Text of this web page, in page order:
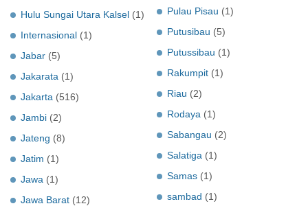
Hulu Sungai Utara Kalsel (1)
Internasional (1)
Jabar (5)
Jakarata (1)
Jakarta (516)
Jambi (2)
Jateng (8)
Jatim (1)
Jawa (1)
Jawa Barat (12)
Pulau Pisau (1)
Putusibau (5)
Putussibau (1)
Rakumpit (1)
Riau (2)
Rodaya (1)
Sabangau (2)
Salatiga (1)
Samas (1)
sambad (1)